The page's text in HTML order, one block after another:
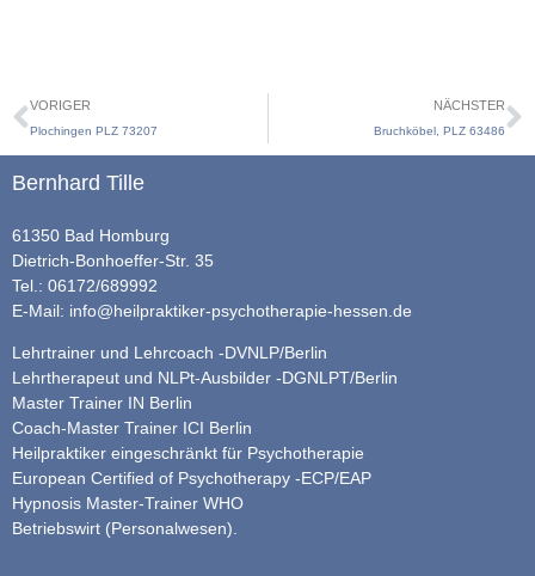
VORIGER
Plochingen PLZ 73207
NÄCHSTER
Bruchköbel, PLZ 63486
Bernhard Tille
61350 Bad Homburg
Dietrich-Bonhoeffer-Str. 35
Tel.: 06172/689992
E-Mail: info@heilpraktiker-psychotherapie-hessen.de
Lehrtrainer und Lehrcoach -DVNLP/Berlin
Lehrtherapeut und NLPt-Ausbilder -DGNLPT/Berlin
Master Trainer IN Berlin
Coach-Master Trainer ICI Berlin
Heilpraktiker eingeschränkt für Psychotherapie
European Certified of Psychotherapy -ECP/EAP
Hypnosis Master-Trainer WHO
Betriebswirt (Personalwesen).